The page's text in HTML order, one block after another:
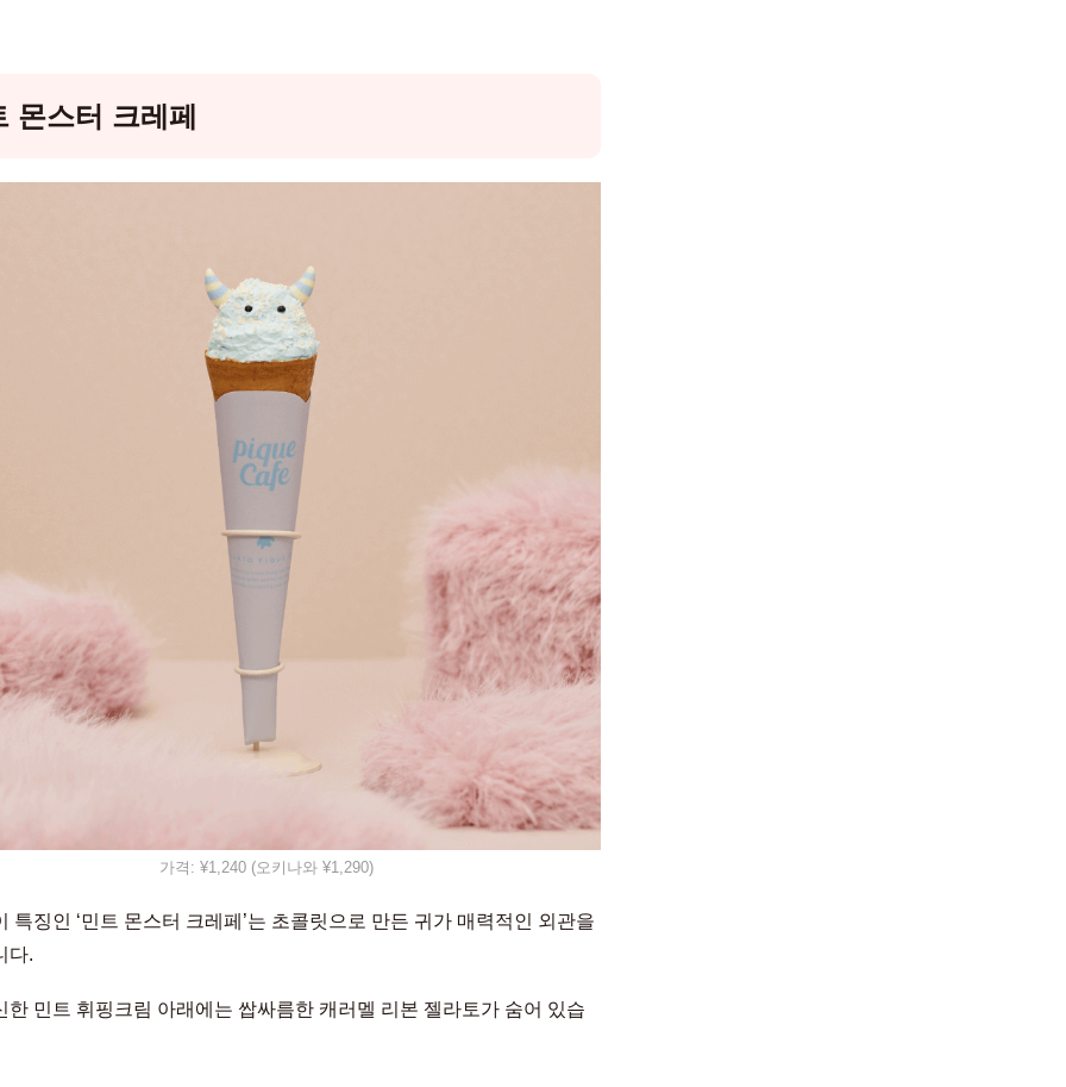
몬스터 크레페
가격: ¥1,240 (오키나와 ¥1,290)
특징인 ‘민트 몬스터 크레페’는 초콜릿으로 만든 귀가 매력적인 외관을
다.
한 민트 휘핑크림 아래에는 쌉싸름한 캐러멜 리본 젤라토가 숨어 있습